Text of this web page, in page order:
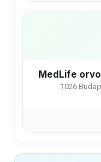
MedLife
1026